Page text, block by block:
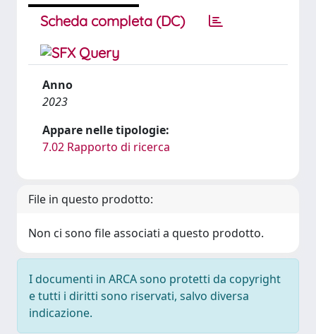
Scheda completa (DC)
Anno
2023
Appare nelle tipologie:
7.02 Rapporto di ricerca
File in questo prodotto:
Non ci sono file associati a questo prodotto.
I documenti in ARCA sono protetti da copyright
e tutti i diritti sono riservati, salvo diversa
indicazione.